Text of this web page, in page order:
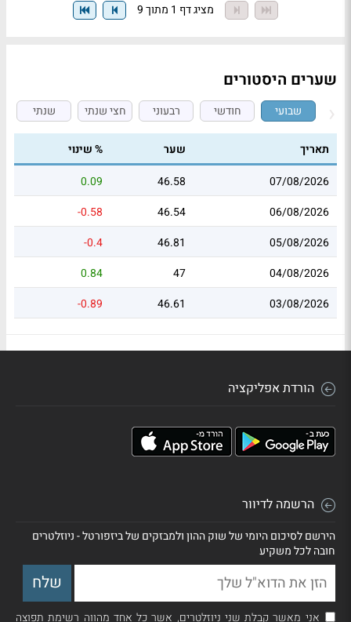
מציג דף 1 מתוך 9
שערים היסטורים
שבועי חודשי רבעוני חצי שנתי שנתי
תאריך שער
% שינוי
07/08/2026
46.58
0.09
06/08/2026
46.54
-0.58
05/08/2026
46.81
-0.4
04/08/2026
47
0.84
03/08/2026
46.61
-0.89
הורדת אפליקציה
הרשמה לדיוור
הירשם לסיכום היומי של שוק ההון ולמבזקים של ביזפורטל - ניוזלטרים
חובה לכל משקיע
אני מאשר קבלת שני ניוזלטרים, אשר כל אחד מהווה רשימת תפוצה